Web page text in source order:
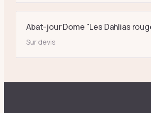
Abat-jour Dome "Les Dahlias
Sur devis